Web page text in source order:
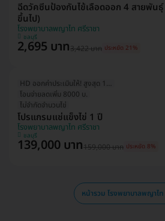
ฉีดวัคซีนป้องกันไข้เลือดออก 4 สายพัน
ขึ้นไป)
โรงพยาบาลพญาไท ศรีราชา
ชลบุรี
2,695 บาท3,422 บาท ประหยัด 21%
HD ออกค่าประเมินให้! สูงสุด 1500 บ.
โอนจ่ายลดเพิ่ม 8000 บ.
ไม่จำกัดจำนวนไข่
โปรแกรมแช่แข็งไข่ 1 ปี
โรงพยาบาลพญาไท ศรีราชา
ชลบุรี
139,000 บาท159,000 บาท ประหยัด 8%
หน้ารวม โรงพยาบาลพญาไท